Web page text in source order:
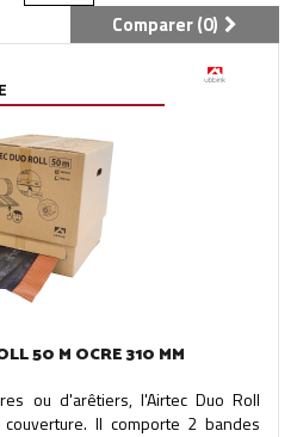
Comparer (0)
50 M OCRE 310 MM
ou d'arêtiers, l'Airtec Duo Roll
Il comporte 2 bandes